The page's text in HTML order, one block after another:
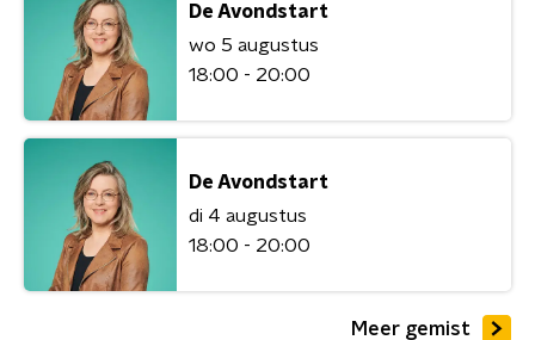
De Avondstart
wo 5 augustus
18:00 - 20:00
De Avondstart
di 4 augustus
18:00 - 20:00
Meer gemist